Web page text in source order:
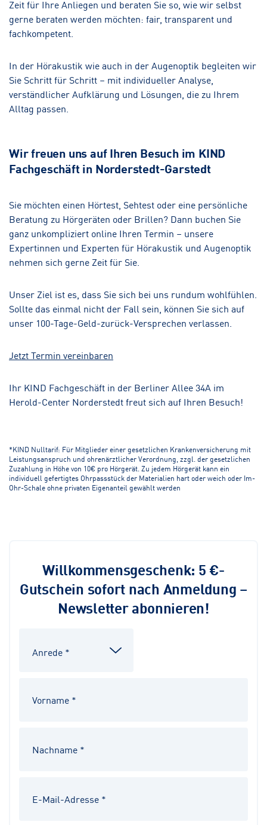
Zeit für Ihre Anliegen und beraten Sie so, wie wir selbst
gerne beraten werden möchten: fair, transparent und
fachkompetent.
In der Hörakustik wie auch in der Augenoptik begleiten wir
Sie Schritt für Schritt – mit individueller Analyse,
verständlicher Aufklärung und Lösungen, die zu Ihrem
Alltag passen.
Wir freuen uns auf Ihren Besuch im KIND
Fachgeschäft in Norderstedt-Garstedt
Sie möchten einen Hörtest, Sehtest oder eine persönliche
Beratung zu Hörgeräten oder Brillen? Dann buchen Sie
ganz unkompliziert online Ihren Termin – unsere
Expertinnen und Experten für Hörakustik und Augenoptik
nehmen sich gerne Zeit für Sie.
Unser Ziel ist es, dass Sie sich bei uns rundum wohlfühlen.
Sollte das einmal nicht der Fall sein, können Sie sich auf
unser 100-Tage-Geld-zurück-Versprechen verlassen.
Jetzt Termin vereinbaren
Ihr KIND Fachgeschäft in der Berliner Allee 34A im
Herold-Center Norderstedt freut sich auf Ihren Besuch!
*KIND Nulltarif: Für Mitglieder einer gesetzlichen Krankenversicherung mit
Leistungsanspruch und ohrenärztlicher Verordnung, zzgl. der gesetzlichen
Zuzahlung in Höhe von 10€ pro Hörgerät. Zu jedem Hörgerät kann ein
individuell gefertigtes Ohrpassstück der Materialien hart oder weich oder Im-
Ohr-Schale ohne privaten Eigenanteil gewählt werden
Willkommensgeschenk: 5 €-
Gutschein sofort nach Anmeldung –
Newsletter abonnieren!